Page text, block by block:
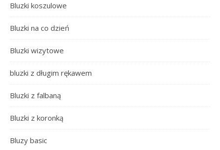
Bluzki koszulowe
Bluzki na co dzień
Bluzki wizytowe
bluzki z długim rękawem
Bluzki z falbaną
Bluzki z koronką
Bluzy basic